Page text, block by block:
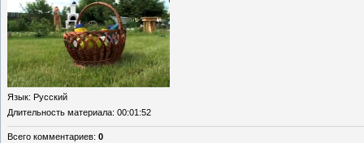
Язык: Русский
Длительность материала: 00:01:52
Всего комментариев: 0